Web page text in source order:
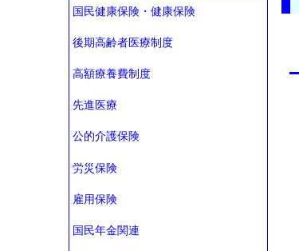
国民健康保険・健康保険
後期高齢者医療制度
高額療養費制度
先進医療
公的介護保険
労災保険
雇用保険
国民年金関連